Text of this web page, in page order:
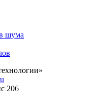
шума
206